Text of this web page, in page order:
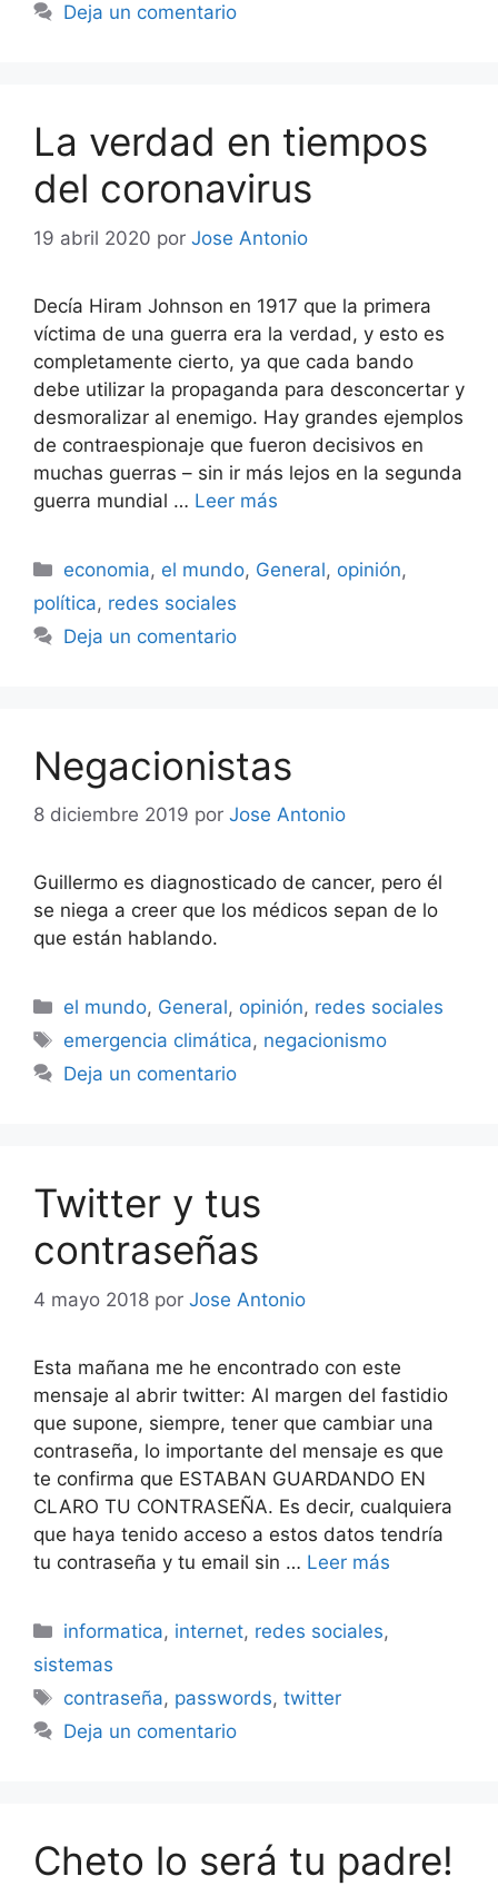
Deja un comentario
La verdad en tiempos
del coronavirus
19 abril 2020 por Jose Antonio
Decía Hiram Johnson en 1917 que la primera
víctima de una guerra era la verdad, y esto es
completamente cierto, ya que cada bando
debe utilizar la propaganda para desconcertar y
desmoralizar al enemigo. Hay grandes ejemplos
de contraespionaje que fueron decisivos en
muchas guerras – sin ir más lejos en la segunda
guerra mundial … Leer más
Categorías
economia, el mundo, General, opinión,
política, redes sociales
Deja un comentario
Negacionistas
8 diciembre 2019 por Jose Antonio
Guillermo es diagnosticado de cancer, pero él
se niega a creer que los médicos sepan de lo
que están hablando.
Categorías
el mundo, General, opinión, redes sociales
Etiquetas
emergencia climática, negacionismo
Deja un comentario
Twitter y tus
contraseñas
4 mayo 2018 por Jose Antonio
Esta mañana me he encontrado con este
mensaje al abrir twitter: Al margen del fastidio
que supone, siempre, tener que cambiar una
contraseña, lo importante del mensaje es que
te confirma que ESTABAN GUARDANDO EN
CLARO TU CONTRASEÑA. Es decir, cualquiera
que haya tenido acceso a estos datos tendría
tu contraseña y tu email sin … Leer más
Categorías
informatica, internet, redes sociales,
sistemas
Etiquetas
contraseña, passwords,twitter
Deja un comentario
Cheto lo será tu padre!